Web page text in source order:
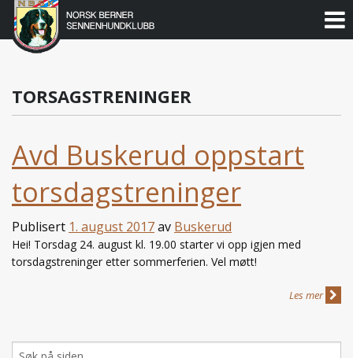
Gå
Norsk
Berner
Sennenhundklubb
TORSAGSTRENINGER
Avd Buskerud oppstart
torsdagstreninger
Publisert 1. august 2017av Buskerud
Hei! Torsdag 24. august kl. 19.00 starter vi opp igjen med
torsdagstreninger etter sommerferien. Vel møtt!
Les mer
Søk